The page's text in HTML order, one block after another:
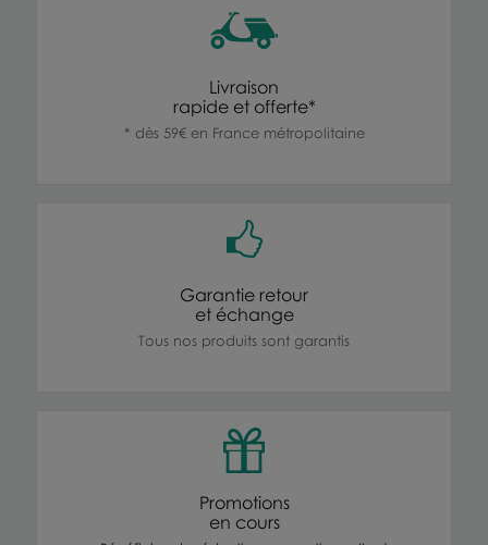
Livraison
rapide et offerte*
* dès 59€ en France métropolitaine
Garantie retour
et échange
Tous nos produits sont garantis
Promotions
en cours